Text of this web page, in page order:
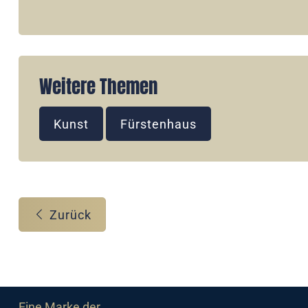
Weitere Themen
Kunst Fürstenhaus
Zurück